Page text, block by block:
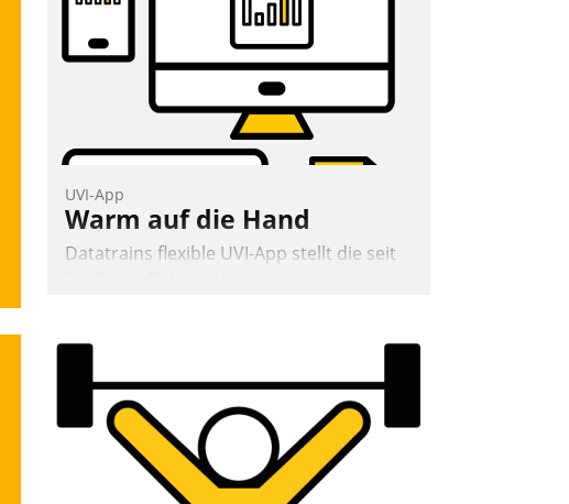
UVI-App
Warm auf die Hand
Datatrains flexible UVI-App stellt die seit
Heizungs- und Wasserverbrauch gehen
automatisiert, vollständig und auf
Wunsch über mehrere zuvor festgelegte
Kommunikationswege bei den
Empfängern ein.